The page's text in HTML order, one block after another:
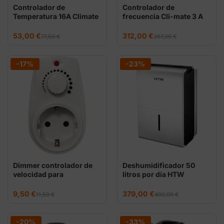
Controlador de
Temperatura 16A Climate
77,50€
El
precio
77,50 €.
53,00 €
El
precio
53,00 €.
Controlador de
frecuencia Cli-mate 3 A
367,00€
El
precio
367,00 €.
312,00 €
El
precio
312,00 €.
-17%
Dimmer controlador de
velocidad para
11,50€
El
precio
11,50 €.
9,50 €
El
precio
9,50 €.
-23%
Deshumidificador 50
litros por día HTW
490,00€
El
precio
490,00 €.
379,00 €
El
precio
379,00 €.
-20% -33%